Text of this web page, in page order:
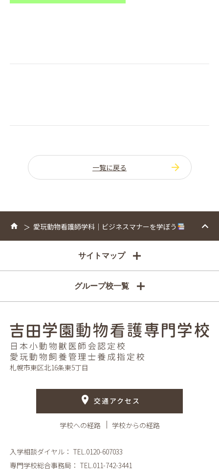
一覧に戻る
愛玩動物看護師学科｜ビジネスマナーを学ぼう
サイトマップ
グループ校一覧
札幌市東区北16条東5丁目
交通アクセス
学校への経路 学校からの経路
入学相談ダイヤル： TEL.0120-607033
専門学校総合事務局： TEL.011-742-3441